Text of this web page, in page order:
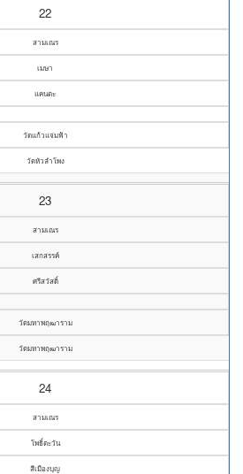
22
สามเณร
เมษา
แคนตะ
วัดแก้วแจ่มฟ้า
วัดหัวลำโพง
23
สามเณร
เสกสรรค์
ศรีสวัสดิ์
วัดมหาพฤฒาราม
วัดมหาพฤฒาราม
24
สามเณร
โพธิ์ตะวัน
สีเมืองบุญ